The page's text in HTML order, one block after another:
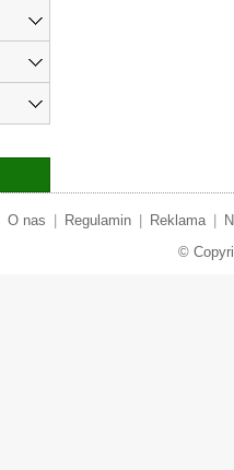
O nas Regulamin Reklama
©